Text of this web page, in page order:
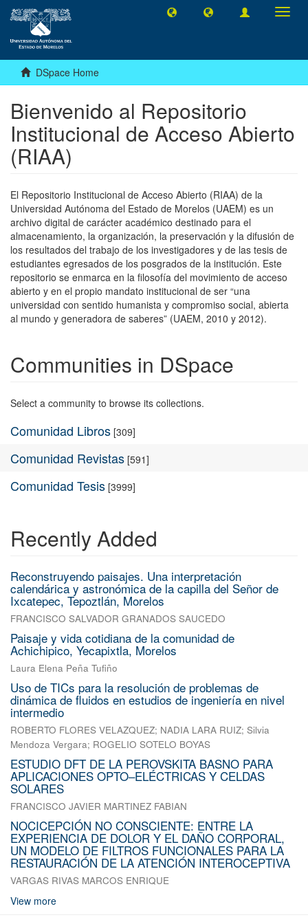
DSpace Home
Bienvenido al Repositorio
Institucional de Acceso Abierto
(RIAA)
El Repositorio Institucional de Acceso Abierto (RIAA) de la
Universidad Autónoma del Estado de Morelos (UAEM) es un
archivo digital de carácter académico destinado para el
almacenamiento, la organización, la preservación y la difusión de
los resultados del trabajo de los investigadores y de las tesis de
estudiantes egresados de los posgrados de la institución. Este
repositorio se enmarca en la filosofía del movimiento de acceso
abierto y en el propio mandato institucional de ser “una
universidad con sentido humanista y compromiso social, abierta
al mundo y generadora de saberes” (UAEM, 2010 y 2012).
Communities in DSpace
Select a community to browse its collections.
Comunidad Libros [309]
Comunidad Revistas [591]
Comunidad Tesis [3999]
Recently Added
Reconstruyendo paisajes. Una interpretación
calendárica y astronómica de la capilla del Señor de
Ixcatepec, Tepoztlán, Morelos
FRANCISCO SALVADOR GRANADOS SAUCEDO
Paisaje y vida cotidiana de la comunidad de
Achichipico, Yecapixtla, Morelos
Laura Elena Peña Tufiño
Uso de TICs para la resolución de problemas de
dinámica de fluidos en estudios de ingeniería en nivel
intermedio
ROBERTO FLORES VELAZQUEZ; NADIA LARA RUIZ; Silvia
Mendoza Vergara; ROGELIO SOTELO BOYAS
ESTUDIO DFT DE LA PEROVSKITA BASNO PARA
APLICACIONES OPTO–ELÉCTRICAS Y CELDAS
SOLARES
FRANCISCO JAVIER MARTINEZ FABIAN
NOCICEPCIÓN NO CONSCIENTE: ENTRE LA
EXPERIENCIA DE DOLOR Y EL DAÑO CORPORAL,
UN MODELO DE FILTROS FUNCIONALES PARA LA
RESTAURACIÓN DE LA ATENCIÓN INTEROCEPTIVA
VARGAS RIVAS MARCOS ENRIQUE
View more